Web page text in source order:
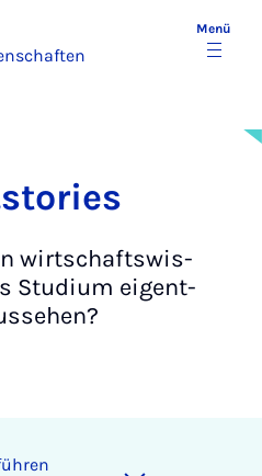
Menü
wirt­schafts­wis­
Stu­di­um ei­gent­